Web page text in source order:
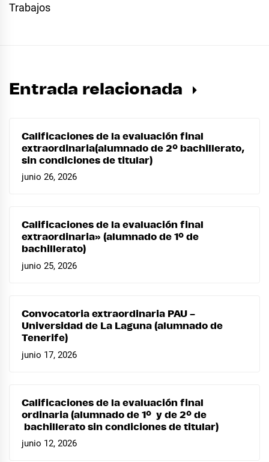
Trabajos
Entrada relacionada
Calificaciones de la evaluación final
extraordinaria(alumnado de 2º bachillerato,
sin condiciones de titular)
junio 26, 2026
Calificaciones de la evaluación final
extraordinaria» (alumnado de 1º de
bachillerato)
junio 25, 2026
Convocatoria extraordinaria PAU –
Universidad de La Laguna (alumnado de
Tenerife)
junio 17, 2026
Calificaciones de la evaluación final
ordinaria (alumnado de 1º y de 2º de
bachillerato sin condiciones de titular)
junio 12, 2026